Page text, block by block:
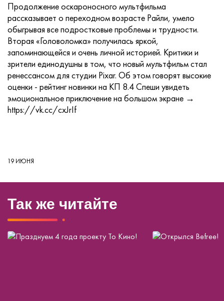
Продолжение оскароносного мультфильма
рассказывает о переходном возрасте Райли, умело
обыгрывая все подростковые проблемы и трудности.
Вторая «Головоломка» получилась яркой,
запоминающейся и очень личной историей. Критики и
зрители единодушны в том, что новый мультфильм стал
ренессансом для студии Pixar. Об этом говорят высокие
оценки - рейтинг новинки на КП 8.4 Спеши увидеть
эмоциональное приключение на большом экране →
https://vk.cc/cxJrIf
19 ИЮНЯ
Так же читайте